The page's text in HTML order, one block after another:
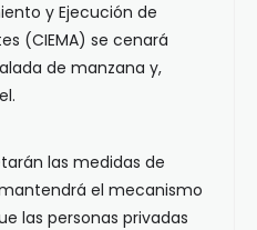
y Ejecución de
(CIEMA) se cenará
de manzana y,
las medidas de
el mecanismo
las personas privadas